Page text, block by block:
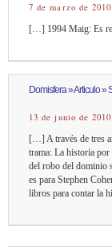
7 de marzo de
[…] 1994 Maig: Es
Domisfera » Articulo »
13 de junio de
[…] A través de tres
trama: La historia
del robo del dominio
es para Stephen
libros para contar la